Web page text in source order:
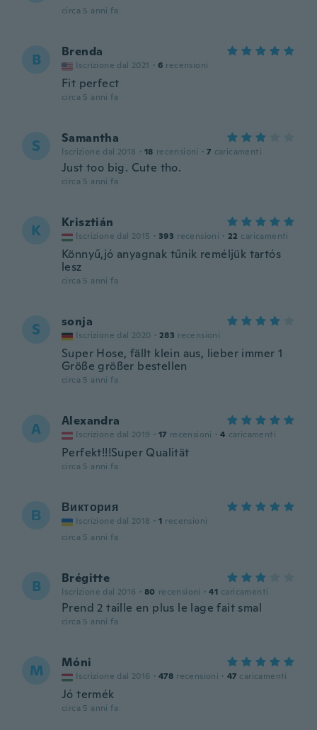
circa 5 anni fa
B Brenda
Iscrizione dal 2021 · 6 recensioni
Fit perfect
circa 5 anni fa
S Samantha
Iscrizione dal 2018 · 18 recensioni · 7 caricamenti
Just too big. Cute tho.
circa 5 anni fa
K Krisztián
Iscrizione dal 2015 · 393 recensioni · 22 caricamenti
Könnyű,jó anyagnak tűnik reméljük tartós
lesz
circa 5 anni fa
S sonja
Iscrizione dal 2020 · 283 recensioni
Super Hose, fällt klein aus, lieber immer 1
Größe größer bestellen
circa 5 anni fa
A Alexandra
Iscrizione dal 2019 · 17 recensioni · 4 caricamenti
Perfekt!!!Super Qualität
circa 5 anni fa
В Виктория
Iscrizione dal 2018 · 1 recensioni
circa 5 anni fa
B Brégitte
Iscrizione dal 2016 · 80 recensioni · 41 caricamenti
Prend 2 taille en plus le lage fait smal
circa 5 anni fa
M Móni
Iscrizione dal 2016 · 478 recensioni · 47 caricamenti
Jó termék
circa 5 anni fa